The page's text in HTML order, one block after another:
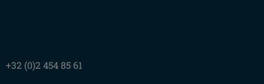
+32 (0)2 454 85 61